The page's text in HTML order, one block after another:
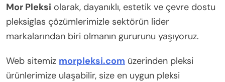
Mor Pleksi olarak, dayanıklı, estetik ve çevre dostu
pleksiglas çözümlerimizle sektörün lider
markalarından biri olmanın gururunu yaşıyoruz.
Web sitemiz morpleksi.com üzerinden pleksi
ürünlerimize ulaşabilir, size en uygun pleksi